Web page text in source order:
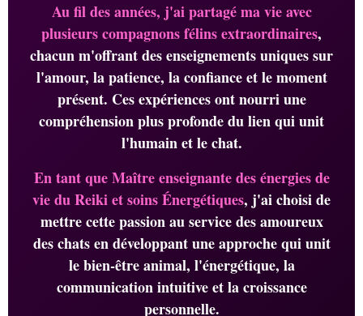
Au fil des années, j'ai partagé ma vie avec
plusieurs compagnons félins extraordinaires,
chacun m'offrant des enseignements uniques sur
l'amour, la patience, la confiance et le moment
présent. Ces expériences ont nourri une
compréhension plus profonde du lien qui unit
l'humain et le chat.
En tant que Maître enseignante des énergies de
vie du Reiki et soins Énergétiques, j'ai choisi de
mettre cette passion au service des amoureux
des chats en développant une approche qui unit
le bien-être animal, l'énergétique, la
communication intuitive et la croissance
personnelle.